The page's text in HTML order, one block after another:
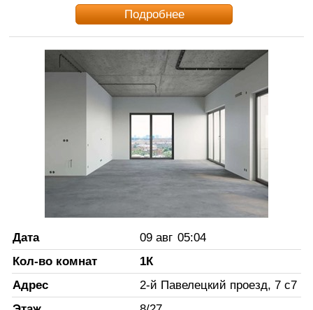
Подробнее
Дата 09 авг 05:04
Кол-во комнат
1К
Адрес
2-й Павелецкий проезд, 7 с7